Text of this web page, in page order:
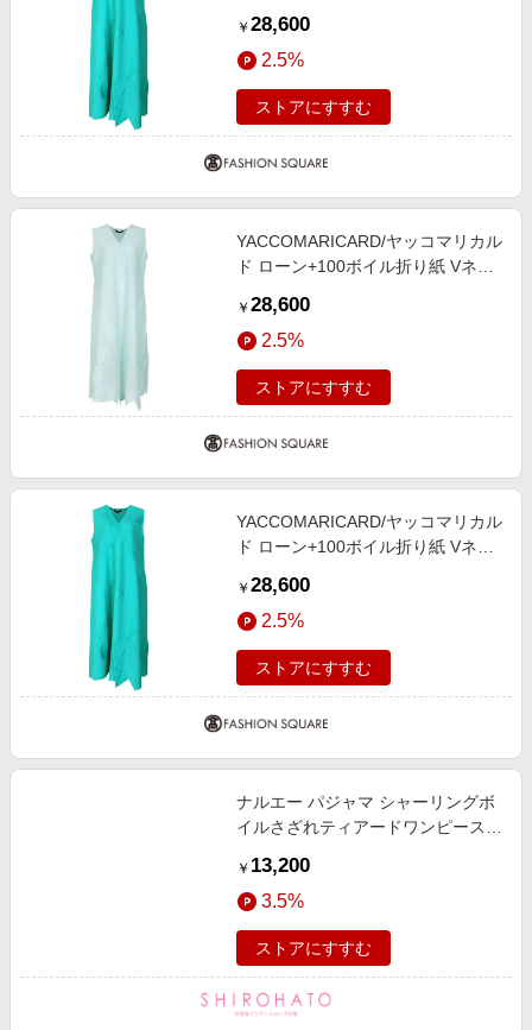
￥ 28,600
2.5%
ストアにすすむ
YACCOMARICARD/ヤッコマリカル
ド ローン+100ボイル折り紙 Vネッ
￥ 28,600
2.5%
ストアにすすむ
YACCOMARICARD/ヤッコマリカル
ド ローン+100ボイル折り紙 Vネッ
￥ 28,600
2.5%
ストアにすすむ
ナルエー パジャマ シャーリングボ
イルさざれティアードワンピース
￥ 13,200
3.5%
ストアにすすむ